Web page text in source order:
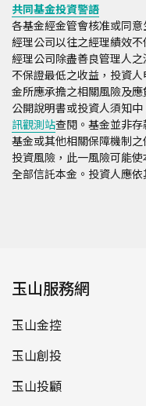
共同基金投資警語
各基金經金管會核准或同
經理公司以往之經理績效
經理公司除盡善良管理人
不保證最低之收益，投資
金所應承擔之相關風險及
公開說明書或投資人須知
訊觀測站查閱。基金並非
基金或其他相關保障機制
投資風險，此一風險可能
全部信託本金。投資人應依
玉山服務網
玉山金控
玉山創投
玉山投顧